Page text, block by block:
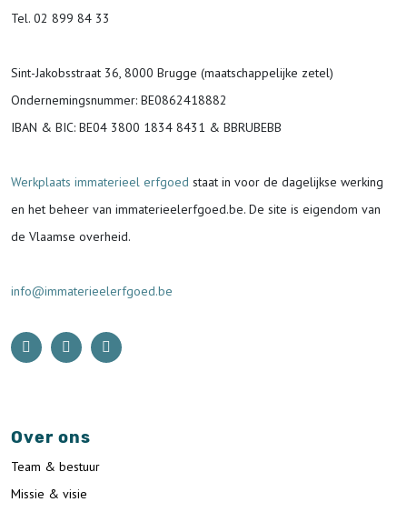
Tel. 02 899 84 33
Sint-Jakobsstraat 36, 8000 Brugge (maatschappelijke zetel)
Ondernemingsnummer: BE0862418882
IBAN & BIC: BE04 3800 1834 8431 & BBRUBEBB
Werkplaats immaterieel erfgoed staat in voor de dagelijkse werking
en het beheer van immaterieelerfgoed.be. De site is eigendom van
de Vlaamse overheid.
info@immaterieelerfgoed.be
Over ons
Team & bestuur
Missie & visie